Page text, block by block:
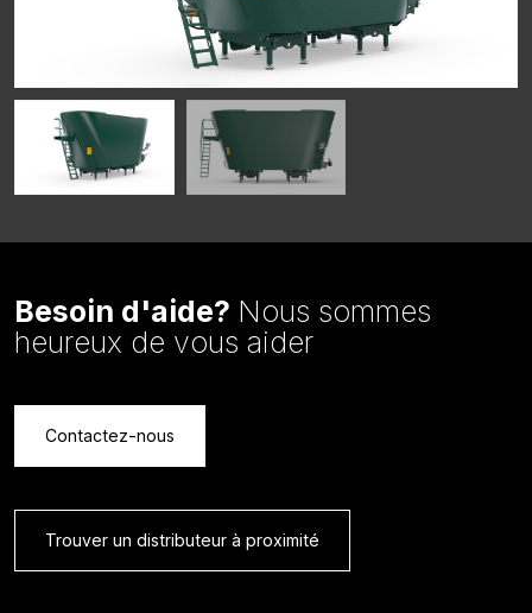
Besoin d'aide? Nous sommes
heureux de vous aider
Contactez-nous
Trouver un distributeur à proximité